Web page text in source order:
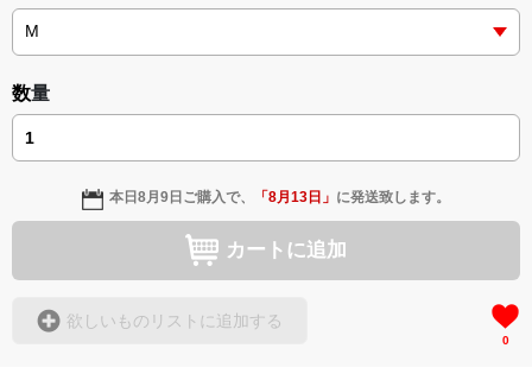
数量
本日8月9日 ご購入で、 「8月13日 」 に発送致します。
カートに追加
欲しいものリストに追加する
0